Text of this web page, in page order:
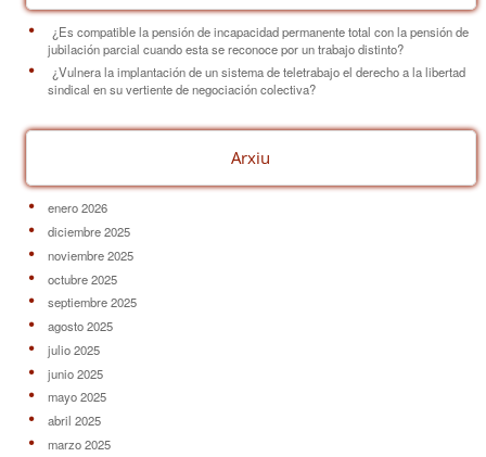
¿Es compatible la pensión de incapacidad permanente total con la pensión de
jubilación parcial cuando esta se reconoce por un trabajo distinto?
¿Vulnera la implantación de un sistema de teletrabajo el derecho a la libertad
sindical en su vertiente de negociación colectiva?
Arxiu
enero 2026
diciembre 2025
noviembre 2025
octubre 2025
septiembre 2025
agosto 2025
julio 2025
junio 2025
mayo 2025
abril 2025
marzo 2025